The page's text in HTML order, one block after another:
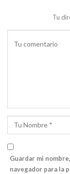
Tu
Guardar mi
navegador para la